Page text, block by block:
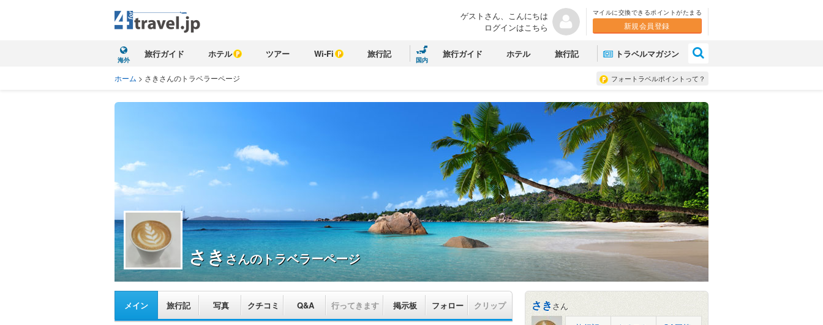
ゲストさん、こんにちは
ログインはこちら
マイルに交換できるポイントがたまる
新規会員登録
海外
旅行ガイド ホテル ツアー Wi-Fi 旅行記
国内
旅行ガイド ホテル 旅行記 トラベルマガジン
フォートラベルポイントって？
ホーム > さきさんのトラベラーページ
さきさんのトラベラーページ
メイン 旅行記 写真 クチコミ Q&A 行ってきます 掲示板 フォロー クリップ さきさん